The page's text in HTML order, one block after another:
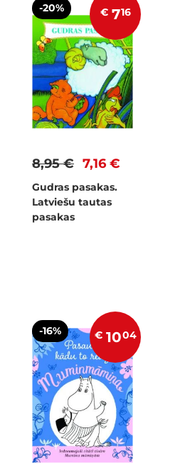
-20% € 716
7,16 €
8,95 €
Gudras pasakas.
Latviešu tautas
pasakas
-16% € 1004